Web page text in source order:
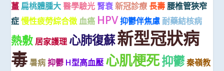
薑 扁桃體腫大 醫學驗光 腎衰 新冠診療 長壽 腰椎管狹窄
症 慢性疲勞綜合徵血癌 HPV抑鬱伴焦慮 耐藥結核病
熱敷 居家護理 心肺復蘇新型冠狀病
毒 暑病 抑鬱 H型高血壓 心肌梗死抑鬱秦嶺教